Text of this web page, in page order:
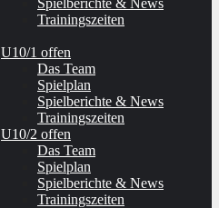
Spielberichte & News
Trainingszeiten
U10/1 offen
Das Team
Spielplan
Spielberichte & News
Trainingszeiten
U10/2 offen
Das Team
Spielplan
Spielberichte & News
Trainingszeiten